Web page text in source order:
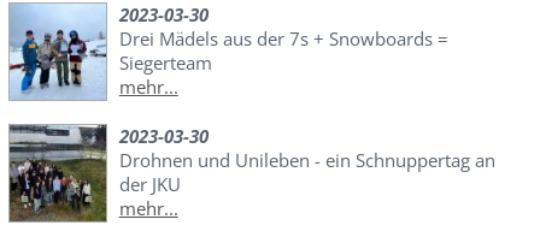
2023-03-30
Drei Mädels aus der 7s + Snowboards =
Siegerteam
mehr...
2023-03-30
Drohnen und Unileben - ein Schnuppertag an
der JKU
mehr...